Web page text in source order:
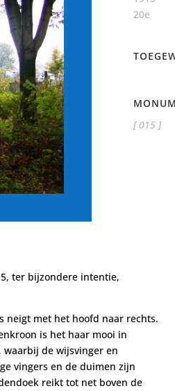
20e
[ 015 ]
ter bijzondere intentie,
neigt met het hoofd naar rechts.
is het haar mooi in
waarbij de wijsvinger en
vingers en de duimen zijn
reikt tot net boven de